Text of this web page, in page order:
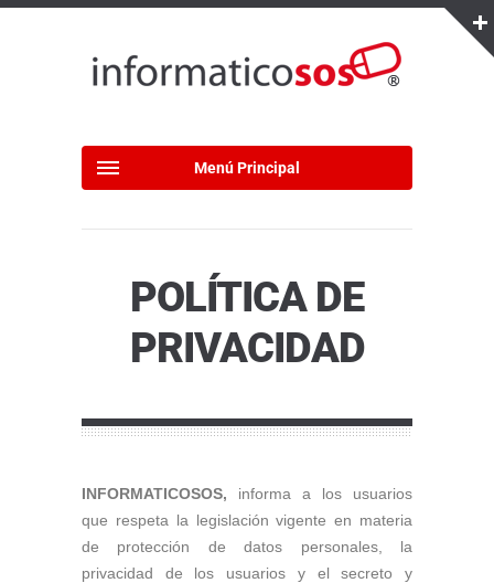
Menú Principal
POLÍTICA DE
PRIVACIDAD
INFORMATICOSOS, informa a los usuarios
que respeta la legislación vigente en materia
de protección de datos personales, la
privacidad de los usuarios y el secreto y